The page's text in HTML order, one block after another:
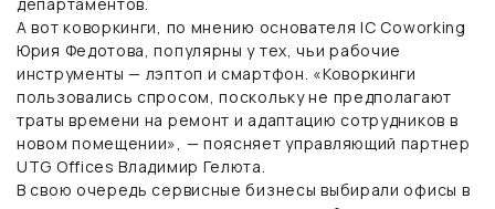
А вот коворкинги, по мнению основателя IC Coworking
Юрия Федотова, популярны у тех, чьи рабочие
инструменты — лэптоп и смартфон. «Коворкинги
пользовались спросом, поскольку не предполагают
траты времени на ремонт и адаптацию сотрудников в
новом помещении», — поясняет управляющий партнер
UTG Offices Владимир Гелюта.
В свою очередь сервисные бизнесы выбирали офисы в